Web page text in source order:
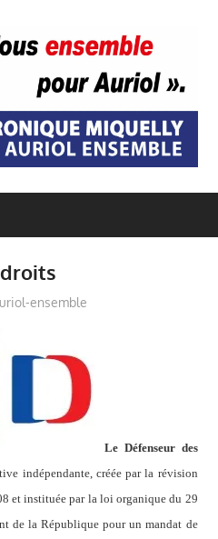
ensemble
Le Défenseur des
indépendante, créée par la révision
et instituée par la loi organique du 29
de la République pour un mandat de